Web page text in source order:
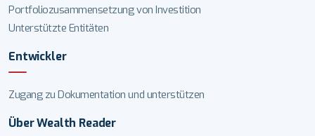
Portfoliozusammensetzung von Investition
Unterstützte Entitäten
Entwickler
Zugang zu Dokumentation und unterstützen
Über Wealth Reader